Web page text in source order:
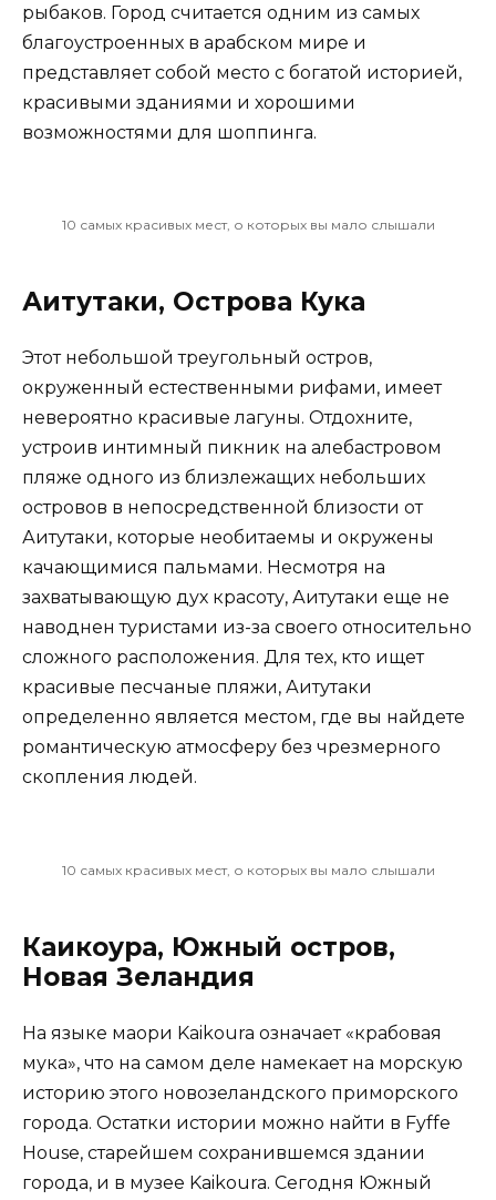
рыбаков. Город считается одним из самых
благоустроенных в арабском мире и
представляет собой место с богатой историей,
красивыми зданиями и хорошими
возможностями для шоппинга.
10 самых красивых мест, о которых вы мало слышали
Аитутаки, Острова Кука
Этот небольшой треугольный остров,
окруженный естественными рифами, имеет
невероятно красивые лагуны. Отдохните,
устроив интимный пикник на алебастровом
пляже одного из близлежащих небольших
островов в непосредственной близости от
Аитутаки, которые необитаемы и окружены
качающимися пальмами. Несмотря на
захватывающую дух красоту, Аитутаки еще не
наводнен туристами из-за своего относительно
сложного расположения. Для тех, кто ищет
красивые песчаные пляжи, Аитутаки
определенно является местом, где вы найдете
романтическую атмосферу без чрезмерного
скопления людей.
10 самых красивых мест, о которых вы мало слышали
Каикоура, Южный остров,
Новая Зеландия
На языке маори Kaikoura означает «крабовая
мука», что на самом деле намекает на морскую
историю этого новозеландского приморского
города. Остатки истории можно найти в Fyffe
House, старейшем сохранившемся здании
города, и в музее Kaikoura. Сегодня Южный